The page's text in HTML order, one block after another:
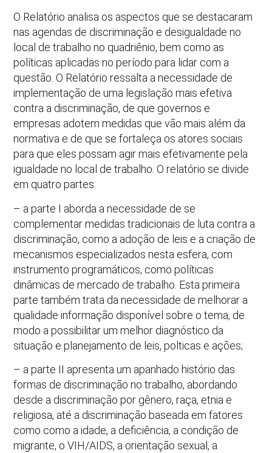
O Relatório analisa os aspectos que se destacaram
nas agendas de discriminação e desigualdade no
local de trabalho no quadriênio, bem como as
políticas aplicadas no período para lidar com a
questão. O Relatório ressalta a necessidade de
implementação de uma legislação mais efetiva
contra a discriminação, de que governos e
empresas adotem medidas que vão mais além da
normativa e de que se fortaleça os atores sociais
para que eles possam agir mais efetivamente pela
igualdade no local de trabalho. O relatório se divide
em quatro partes:
– a parte I aborda a necessidade de se
complementar medidas tradicionais de luta contra a
discriminação, como a adoção de leis e a criação de
mecanismos especializados nesta esfera, com
instrumento programáticos, como políticas
dinâmicas de mercado de trabalho. Esta primeira
parte também trata da necessidade de melhorar a
qualidade informação disponível sobre o tema, de
modo a possibilitar um melhor diagnóstico da
situação e planejamento de leis, polticas e ações;
– a parte II apresenta um apanhado histório das
formas de discriminação no trabalho, abordando
desde a discriminação por gênero, raça, etnia e
religiosa, até a discriminação baseada em fatores
como como a idade, a deficiência, a condição de
migrante, o VIH/AIDS, a orientação sexual, a